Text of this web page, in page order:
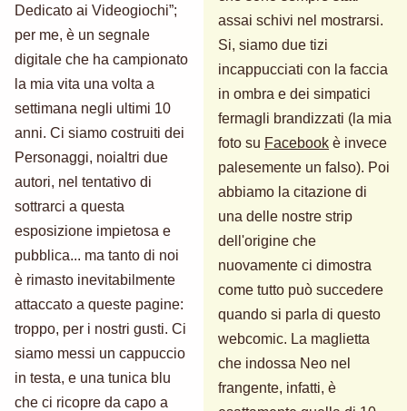
Dedicato ai Videogiochi”;
per me, è un segnale
digitale che ha campionato
la mia vita una volta a
settimana negli ultimi 10
anni. Ci siamo costruiti dei
Personaggi, noialtri due
autori, nel tentativo di
sottrarci a questa
esposizione impietosa e
pubblica... ma tanto di noi
è rimasto inevitabilmente
attaccato a queste pagine:
troppo, per i nostri gusti. Ci
siamo messi un cappuccio
in testa, e una tunica blu
che ci ricopre da capo a
assai schivi nel mostrarsi.
Si, siamo due tizi
incappucciati con la faccia
in ombra e dei simpatici
fermagli brandizzati (la mia
foto su Facebook è invece
palesemente un falso). Poi
abbiamo la citazione di
una delle nostre strip
dell'origine che
nuovamente ci dimostra
come tutto può succedere
quando si parla di questo
webcomic. La maglietta
che indossa Neo nel
frangente, infatti, è